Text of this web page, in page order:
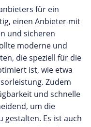
für ein
einen Anbieter mit
und sicheren
moderne und
die speziell für die
ist, wie etwa
Zudem
und schnelle
um die
Es ist auch